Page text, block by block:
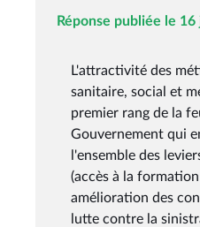
Réponse publiée le
L'attractivité des
sanitaire, social et
premier rang de la
Gouvernement qui
l'ensemble des
(accès à la
amélioration des
lutte contre la